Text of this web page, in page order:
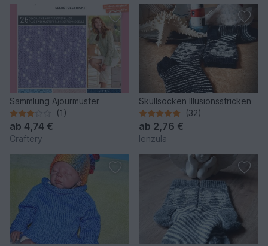
Sammlung Ajourmuster
(1)
ab 4,74 €
Craftery
Skullsocken Illusionsstricken
(32)
ab 2,76 €
lenzula